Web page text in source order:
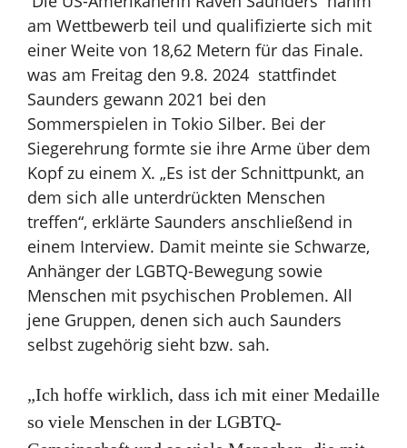
am Wettbewerb teil und qualifizierte sich mit
einer Weite von 18,62 Metern für das Finale.
was am Freitag den 9.8. 2024 stattfindet
Saunders gewann 2021 bei den
Sommerspielen in Tokio Silber. Bei der
Siegerehrung formte sie ihre Arme über dem
Kopf zu einem X. „Es ist der Schnittpunkt, an
dem sich alle unterdrückten Menschen
treffen“, erklärte Saunders anschließend in
einem Interview. Damit meinte sie Schwarze,
Anhänger der LGBTQ-Bewegung sowie
Menschen mit psychischen Problemen. All
jene Gruppen, denen sich auch Saunders
selbst zugehörig sieht bzw. sah.
„Ich hoffe wirklich, dass ich mit einer Medaille
so viele Menschen in der LGBTQ-